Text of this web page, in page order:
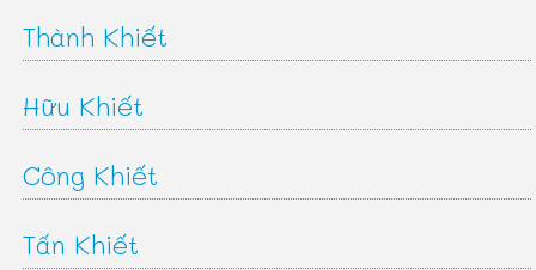
Thành Khiết
Hữu Khiết
Công Khiết
Tấn Khiết